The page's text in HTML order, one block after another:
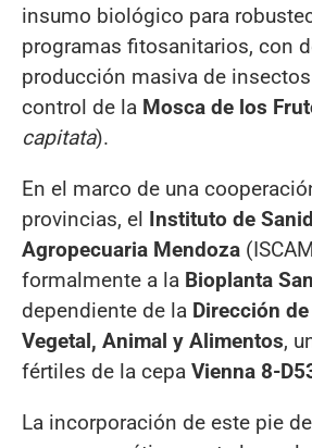
insumo biológico para
programas fitosanitarios, con
producción masiva de
control de la Mosca de los
capitata).
En el marco de una
provincias, el Instituto de
Agropecuaria Mendoza
formalmente a la Bioplanta
dependiente de la Dirección
Vegetal, Animal y Alimentos,
fértiles de la cepa Vienna 8-
La incorporación de este pie